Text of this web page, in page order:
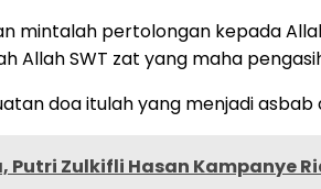
mintalah pertolongan kepada
Allah SWT zat yang maha
doa itulah yang menjadi
Zulkifli Hasan Kampanye